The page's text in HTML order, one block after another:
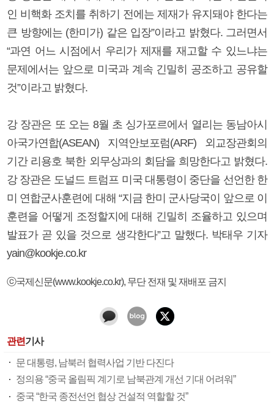
인 비핵화 조치를 취하기 전에는 제재가 유지돼야 한다는
큰 방향에는 (한미가) 같은 입장”이라고 밝혔다. 그러면서
“과연 어느 시점에서 우리가 제재를 재고할 수 있느냐는
문제에서는 앞으로 미국과 계속 긴밀히 공조하고 공유할
것”이라고 밝혔다.
강 장관은 또 오는 8월 초 싱가포르에서 열리는 동남아시
아국가연합(ASEAN) 지역안보포럼(ARF) 외교장관회의
기간 리용호 북한 외무상과의 회담을 희망한다고 밝혔다.
강 장관은 도널드 트럼프 미국 대통령이 중단을 선언한 한
미 연합군사훈련에 대해 “지금 한미 군사당국이 앞으로 이
훈련을 어떻게 조정할지에 대해 긴밀히 조율하고 있으며
발표가 곧 있을 것으로 생각한다”고 말했다. 박태우 기자
yain@kookje.co.kr
ⓒ국제신문(www.kookje.co.kr), 무단 전재 및 재배포 금지
관련기사
문 대통령, 남북러 협력사업 기반 다진다
정의용 “중국 올림픽 계기로 남북관계 개선 기대 어려워”
중국 “한국 종전선언 협상 건설적 역할할 것”